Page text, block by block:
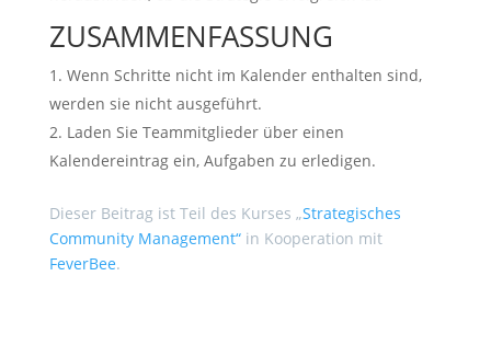
ZUSAMMENFASSUNG
Wenn Schritte nicht im Kalender enthalten sind,
werden sie nicht ausgeführt.
Laden Sie Teammitglieder über einen
Kalendereintrag ein, Aufgaben zu erledigen.
Dieser Beitrag ist Teil des Kurses „Strategisches
Community Management“in Kooperation mit
FeverBee.